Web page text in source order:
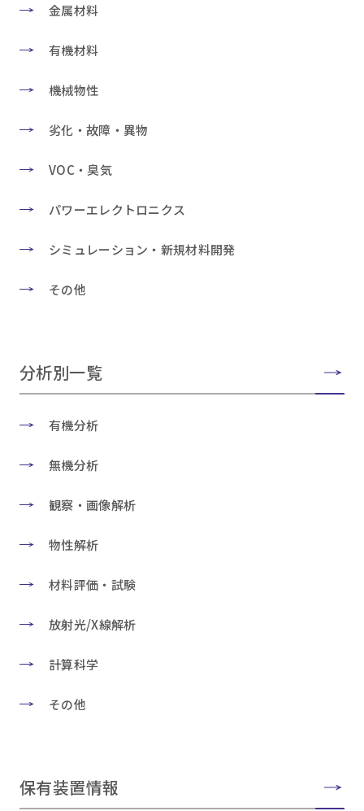
金属材料
有機材料
機械物性
劣化・故障・異物
VOC・臭気
パワーエレクトロニクス
シミュレーション・新規材料開発
その他
分析別一覧
有機分析
無機分析
観察・画像解析
物性解析
材料評価・試験
放射光/X線解析
計算科学
その他
保有装置情報